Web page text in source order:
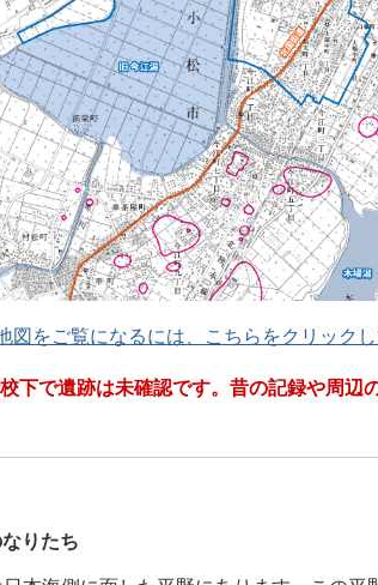
図をご覧になるには、こちらをクリック
下で遺跡は未確認です。昔の記録や周辺
りたち